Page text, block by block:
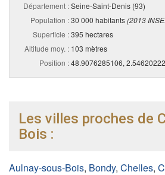
Département :Seine-Saint-Denis (93)
Population :30 000 habitants(2013
Superficie :395 hectares
Altitude moy. : 103 mètres
Position :48.9076285106,
Les villes proches de
Bois :
Aulnay-sous-Bois, Bondy, Chelles,